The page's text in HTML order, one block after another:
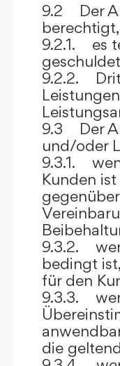
9.2 Der
9.2.1. es
9.2.2.
9.3 Der
und/oder
9.3.1.
Kunden
9.3.2.
bedingt
für den
9.3.3.
die